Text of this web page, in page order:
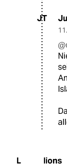
JT
L lions